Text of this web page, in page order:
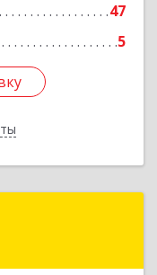
47
5
Подробнее